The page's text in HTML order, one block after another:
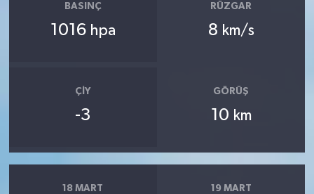
BASINÇ
1016 hpa
RÜZGAR
8 km/s
ÇIY
-3
GÖRÜŞ
10 km
18 MART 19 MART